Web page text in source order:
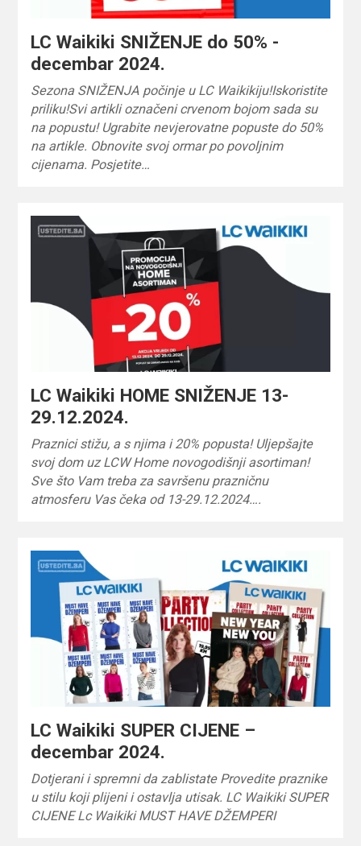
LC Waikiki SNIŽENJE do 50% -
decembar 2024.
Sezona SNIŽENJA počinje u LC Waikikiju!Iskoristite
priliku!Svi artikli označeni crvenom bojom sada su
na popustu! Ugrabite nevjerovatne popuste do 50%
na artikle. Obnovite svoj ormar po povoljnim
cijenama. Posjetite…
LC Waikiki HOME SNIŽENJE 13-
29.12.2024.
Praznici stižu, a s njima i 20% popusta! Uljepšajte
svoj dom uz LCW Home novogodišnji asortiman!
Sve što Vam treba za savršenu prazničnu
atmosferu Vas čeka od 13-29.12.2024….
LC Waikiki SUPER CIJENE –
decembar 2024.
Dotjerani i spremni da zablistate Provedite praznike
u stilu koji plijeni i ostavlja utisak. LC Waikiki SUPER
CIJENE Lc Waikiki MUST HAVE DŽEMPERI